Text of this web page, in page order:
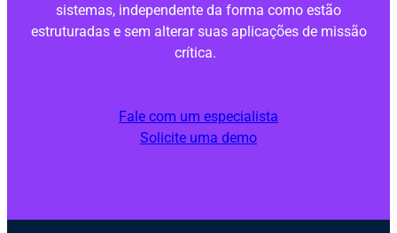
sistemas, independente da forma como estão
estruturadas e sem alterar suas aplicações de missão
crítica.
Fale com um especialista
Solicite uma demo